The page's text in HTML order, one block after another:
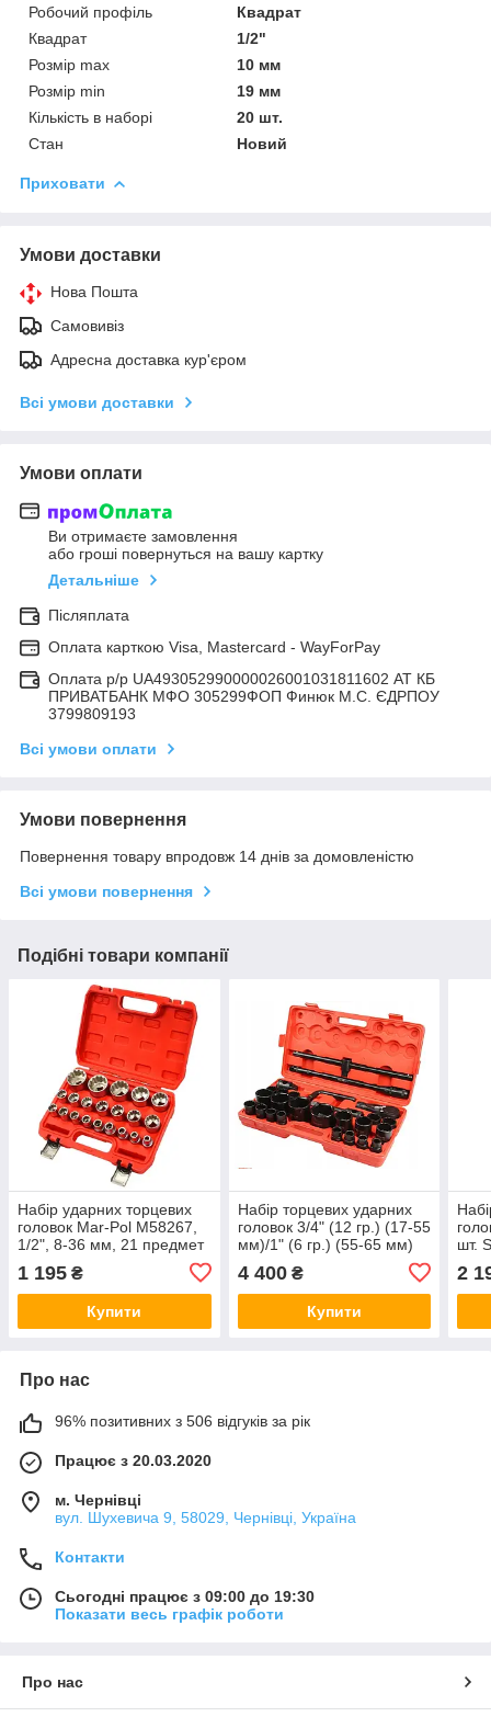
Робочий профіль
Квадрат
Квадрат
1/2"
Розмір max
10 мм
Розмір min
19 мм
Кількість в наборі
20 шт.
Стан
Новий
Приховати
Умови доставки
Нова Пошта
Самовивіз
Адресна доставка кур'єром
Всі умови доставки
Умови оплати
Ви отримаєте замовлення
або гроші повернуться на вашу картку
Детальніше
Післяплата
Оплата карткою Visa, Mastercard - WayForPay
Оплата р/р UA493052990000026001031811602 АТ КБ
ПРИВАТБАНК МФО 305299ФОП Финюк М.С. ЄДРПОУ
3799809193
Всі умови оплати
Умови повернення
Повернення товару впродовж 14 днів за домовленістю
Всі умови повернення
Подібні товари компанії
Набір ударних торцевих
головок Mar-Pol M58267,
1/2", 8-36 мм, 21 предмет
1 195 ₴
Купити
Набір торцевих ударних
головок 3/4" (12 гр.) (17-55
мм)/1" (6 гр.) (55-65 мм)
4 400₴
Купити
шт.
2
Про нас
96% позитивних з 506 відгуків за рік
Працює з 20.03.2020
м. Чернівці
вул. Шухевича 9, 58029, Чернівці, Україна
Контакти
Сьогодні працює з 09:00 до 19:30
Показати весь графік роботи
Про нас